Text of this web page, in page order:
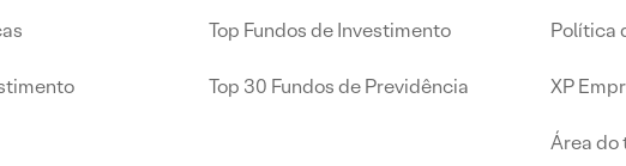
Top Fundos de Investimento
Top 30 Fundos de Previdência
Política
XP
Área do